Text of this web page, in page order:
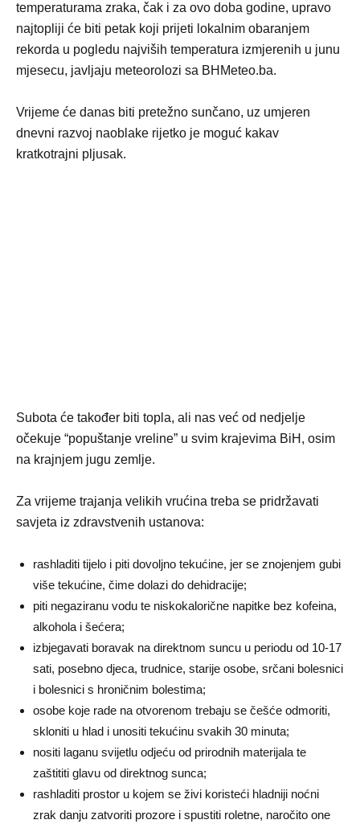
temperaturama zraka, čak i za ovo doba godine, upravo
najtopliji će biti petak koji prijeti lokalnim obaranjem
rekorda u pogledu najviših temperatura izmjerenih u junu
mjesecu, javljaju meteorolozi sa BHMeteo.ba.
Vrijeme će danas biti pretežno sunčano, uz umjeren
dnevni razvoj naoblake rijetko je moguć kakav
kratkotrajni pljusak.
Subota će također biti topla, ali nas već od nedjelje
očekuje “popuštanje vreline” u svim krajevima BiH, osim
na krajnjem jugu zemlje.
Za vrijeme trajanja velikih vrućina treba se pridržavati
savjeta iz zdravstvenih ustanova:
rashladiti tijelo i piti dovoljno tekućine, jer se znojenjem gubi
više tekućine, čime dolazi do dehidracije;
piti negaziranu vodu te niskokalorične napitke bez kofeina,
alkohola i šećera;
izbjegavati boravak na direktnom suncu u periodu od 10-17
sati, posebno djeca, trudnice, starije osobe, srčani bolesnici
i bolesnici s hroničnim bolestima;
osobe koje rade na otvorenom trebaju se češće odmoriti,
skloniti u hlad i unositi tekućinu svakih 30 minuta;
nositi laganu svijetlu odjeću od prirodnih materijala te
zaštititi glavu od direktnog sunca;
rashladiti prostor u kojem se živi koristeći hladniji noćni
zrak danju zatvoriti prozore i spustiti roletne, naročito one